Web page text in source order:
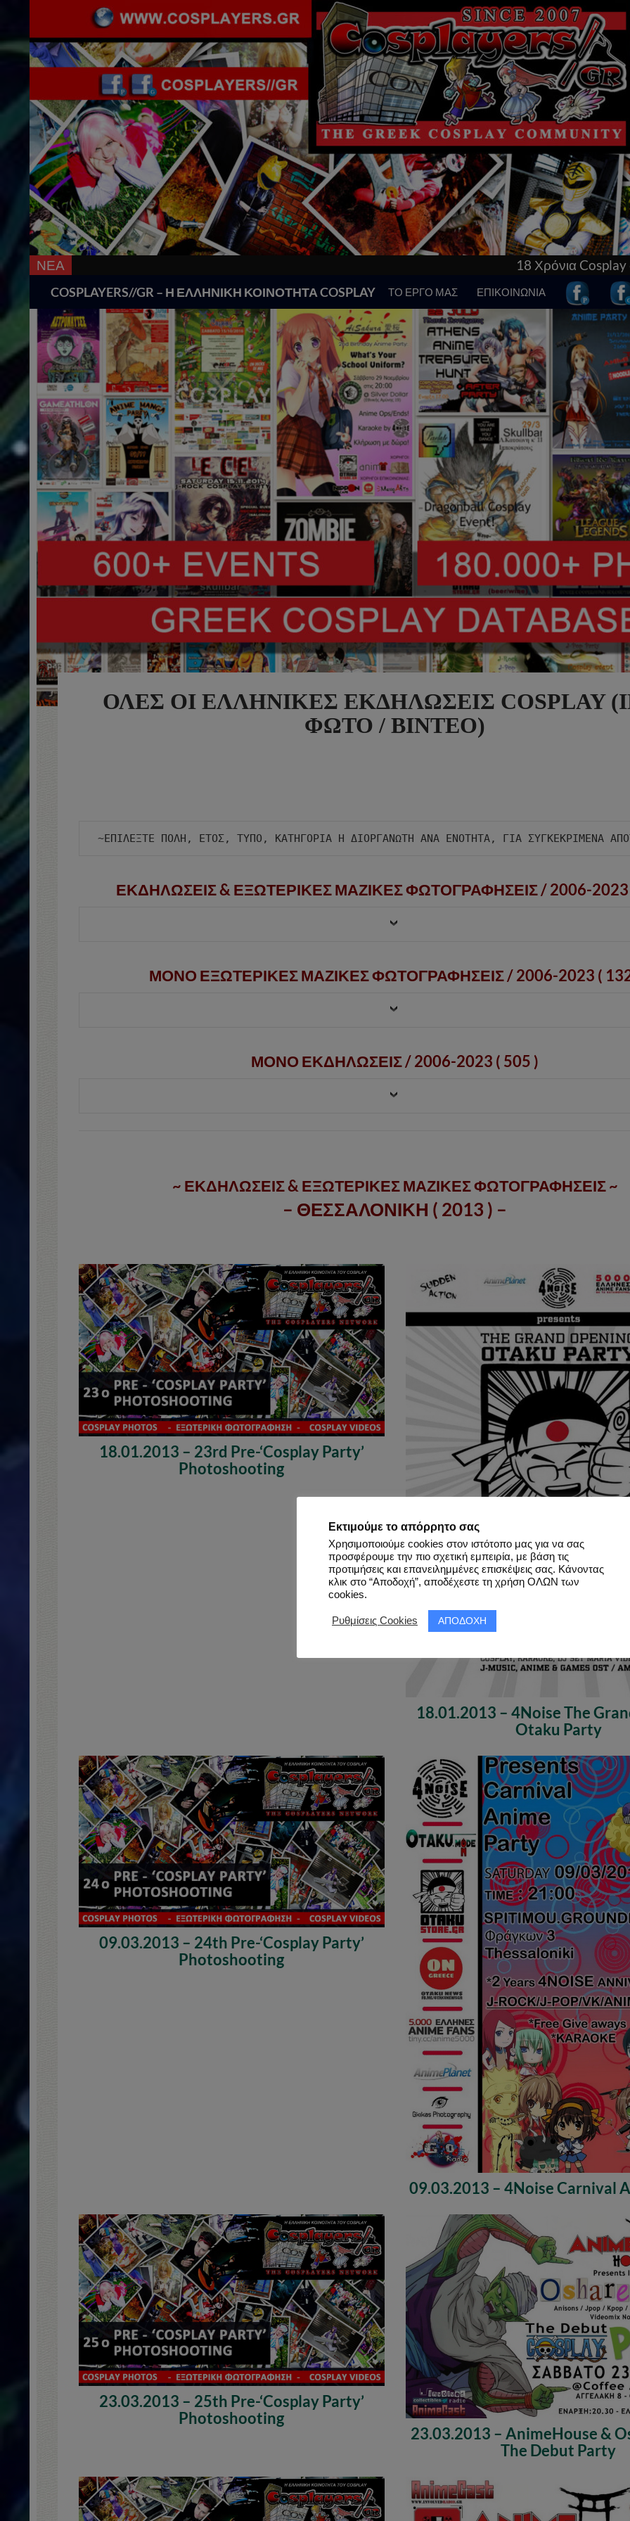
ΝΕΑ 18 Χρόνια Cosplay στην Ελλάδα! Γνώρισε
COSPLAYERS//GR – Η ΕΛΛΗΝΙΚΗ ΚΟΙΝΟΤΗΤΑ COSPLAY ΤΟ ΕΡΓΟ ΜΑΣ ΕΠΙΚΟΙΝΩΝΙΑ
ΟΛΕΣ ΟΙ ΕΛΛΗΝΙΚΕΣ ΕΚΔΗΛΩΣΕΙΣ COSPLAY
ΦΩΤΟ / ΒΙΝΤΕΟ)
ΕΚΔΗΛΩΣΕΙΣ & ΕΞΩΤΕΡΙΚΕΣ ΜΑΖΙΚΕΣ ΦΩΤΟΓΡΑΦΗΣΕΙΣ /2006-2023
ΜΟΝΟ ΕΞΩΤΕΡΙΚΕΣ ΜΑΖΙΚΕΣ ΦΩΤΟΓΡΑΦΗΣΕΙΣ /2006-2023 (
ΜΟΝΟ ΕΚΔΗΛΩΣΕΙΣ / 2006-2023 ( 505 )
~ ΕΚΔΗΛΩΣΕΙΣ & ΕΞΩΤΕΡΙΚΕΣ ΜΑΖΙΚΕΣ ΦΩΤΟΓΡΑΦΗΣΕΙΣ ~
– ΘΕΣΣΑΛΟΝΙΚΗ ( 2013 ) –
18.01.2013 – 23rd Pre-‘Cosplay Party’
Photoshooting
18.01.2013 – 4Noise The
Otaku Party
09.03.2013 – 24th Pre-‘Cosplay Party’
Photoshooting
09.03.2013 – 4Noise Carnival
23.03.2013 – 25th Pre-‘Cosplay Party’
Photoshooting
23.03.2013 – AnimeHouse &
The Debut Party
Εκτιμούμε το απόρρητο σας
Χρησιμοποιούμε cookies στον ιστότοπο μας για να σας
προσφέρουμε την πιο σχετική εμπειρία, με βάση τις
προτιμήσεις και επανειλημμένες επισκέψεις σας. Κάνοντας
κλικ στο “Αποδοχή”, αποδέχεστε τη χρήση ΟΛΩΝ των
cookies.
Ρυθμίσεις Cookies ΑΠΟΔΟΧΗ